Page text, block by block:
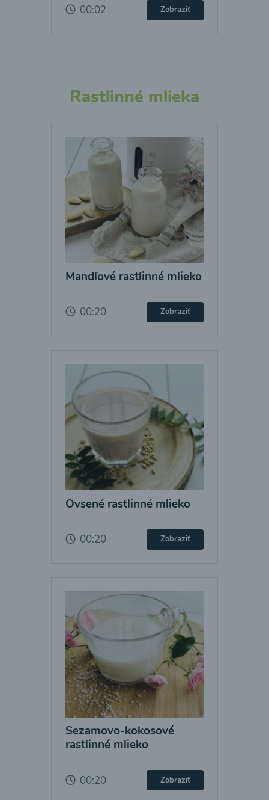
00:02 Zobraziť
Rastlinné mlieka
Mandľové rastlinné mlieko
00:20 Zobraziť
Ovsené rastlinné mlieko
00:20 Zobraziť
Sezamovo-kokosové
rastlinné mlieko
00:20 Zobraziť